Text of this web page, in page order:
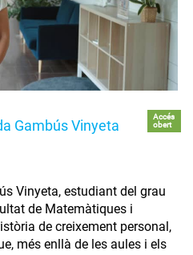
Gambús Vinyeta
Accés
obert
Vinyeta, estudiant del grau
de Matemàtiques i
de creixement personal,
més enllà de les aules i els